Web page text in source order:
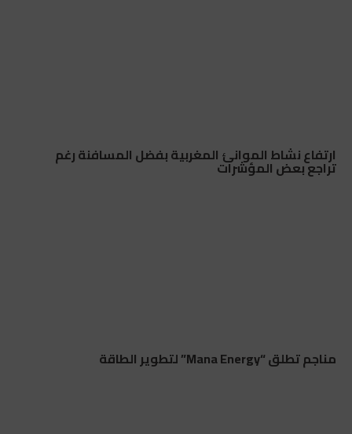
ارتفاع نشاط الموانئ المغربية بفضل المسافنة رغم
تراجع بعض المؤشرات
مناجم تطلق “Mana Energy” لتطوير الطاقة